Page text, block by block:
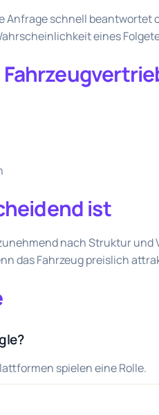
Anfrage schnell beantwortet
eines
ist
nach Struktur und
das Fahrzeug preislich
spielen eine Rolle.